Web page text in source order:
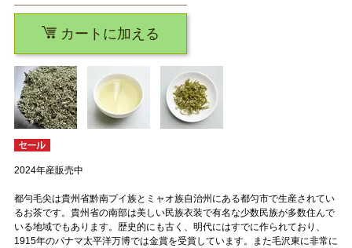
2024年産販売中
都勻毛尖は貴州省黔南プイ族とミャオ族自治州にある都匀市で生産されてい
るお茶です。貴州省の南部は美しい民族衣装で有名な少数民族が多数住んで
いる地域でもあります。歴史的にも古く、明代にはすでに作られており、
1915年のパナマ太平洋万博では金賞を受賞しています。また毛沢東に非常に
カートに加える